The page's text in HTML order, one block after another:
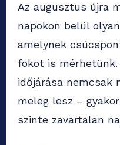
Az augusztus újra
napokon belül
amelynek
fokot is mérhetünk.
időjárása nemcsak
meleg lesz –
szinte zavartalan